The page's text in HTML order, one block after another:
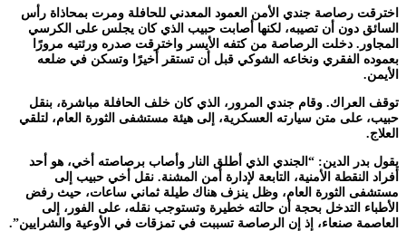
اخترقت رصاصة جندي الأمن العمود المعدني للحافلة ومرت بمحاذاة رأس
السائق دون أن تصيبه، لكنها أصابت حبيب الذي كان يجلس على الكرسي
المجاور. دخلت الرصاصة من كتفه الأيسر واخترقت صدره ورئتيه مرورًا
بعموده الفقري ونخاعه الشوكي قبل أن تستقر أخيرًا وتسكن في ضلعه
الأيمن.
توقف العراك. وقام جندي المرور، الذي كان خلف الحافلة مباشرة، بنقل
حبيب، على متن سيارته العسكرية، إلى هيئة مستشفى الثورة العام، لتلقي
العلاج.
يقول بدر الدين: “الجندي الذي أطلق النار وأصاب برصاصته أخي، هو أحد
أفراد النقطة الأمنية، التابعة لإدارة أمن المشنة. نقل أخي حبيب إلى
مستشفى الثورة العام، وظل ينزف هناك طيلة ثماني ساعات، حيث رفض
الأطباء التدخل بحجة أن حالته خطيرة وتستوجب نقله، على الفور، إلى
العاصمة صنعاء، إذ إن الرصاصة تسببت في تمزقات في الأوعية والشرايين”.